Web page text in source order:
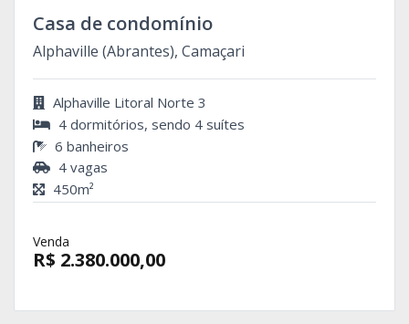
Casa de condomínio
Alphaville (Abrantes), Camaçari
Alphaville Litoral Norte 3
4 dormitórios, sendo 4 suítes
6 banheiros
4 vagas
450m²
Venda
R$ 2.380.000,00